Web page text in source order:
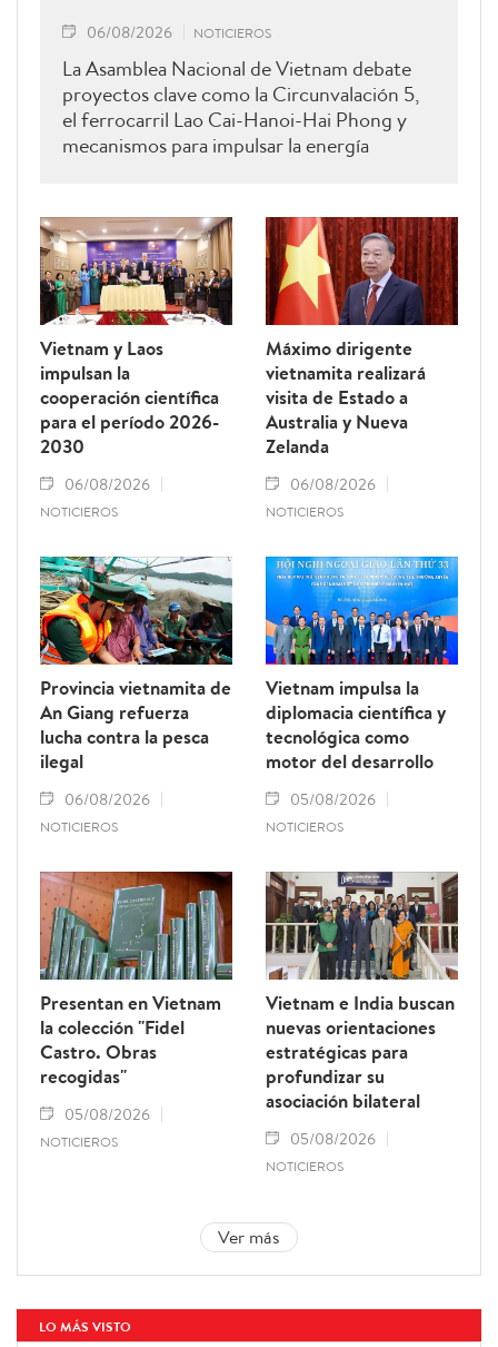
06/08/2026 NOTICIEROS
La Asamblea Nacional de Vietnam debate
proyectos clave como la Circunvalación 5,
el ferrocarril Lao Cai-Hanoi-Hai Phong y
mecanismos para impulsar la energía
Vietnam y Laos
impulsan la
cooperación científica
para el período 2026-
2030
06/08/2026
NOTICIEROS
Máximo dirigente
vietnamita realizará
visita de Estado a
Australia y Nueva
Zelanda
06/08/2026
NOTICIEROS
Provincia vietnamita de
An Giang refuerza
lucha contra la pesca
ilegal
06/08/2026
NOTICIEROS
Vietnam impulsa la
diplomacia científica y
tecnológica como
motor del desarrollo
05/08/2026
NOTICIEROS
Presentan en Vietnam
la colección "Fidel
Castro. Obras
recogidas"
05/08/2026
NOTICIEROS
Vietnam e India buscan
nuevas orientaciones
estratégicas para
profundizar su
asociación bilateral
05/08/2026
NOTICIEROS
Ver más
LO MÁS VISTO